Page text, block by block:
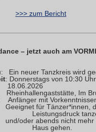
>>> zum Bericht
– jetzt auch am
: Ein neuer Tanzkreis wird
: Donnerstags von 10:30
Im
Anfänger mit
für Tänzer*innen,
Leistungsdruck
abends nicht mehr so
Haus gehen.